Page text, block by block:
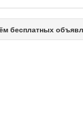
Энергия
Музыкально-
На
бесплатных